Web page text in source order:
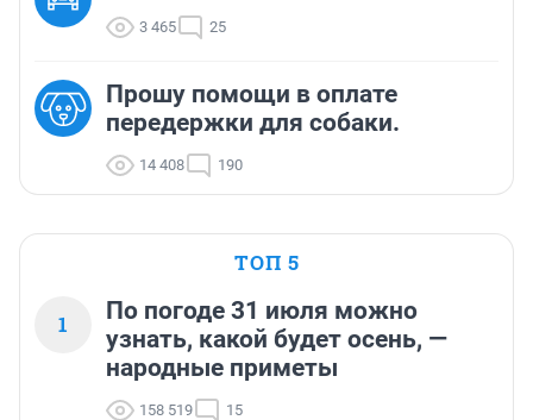
3 465 25
Прошу помощи в оплате
передержки для собаки.
14 408 190
ТОП 5
1
По погоде 31 июля можно
узнать, какой будет осень, —
народные приметы
158 519 15